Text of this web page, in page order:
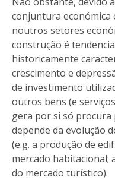
conjuntura económica
noutros setores
construção é
historicamente
crescimento e
de investimento
outros bens (e
gera por si só procura
depende da evolução
(e.g. a produção de
mercado habitacional;
do mercado turístico).